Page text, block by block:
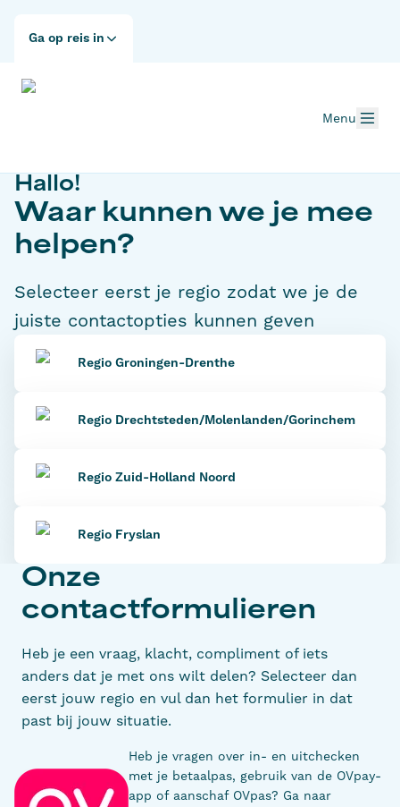
Ga op reis in
Menu
Hallo!
Waar kunnen we je mee
helpen?
Selecteer eerst je regio zodat we je de
juiste contactopties kunnen geven
Regio Groningen-Drenthe
Regio Drechtsteden/Molenlanden/Gorinchem
Regio Zuid-Holland Noord
Regio Fryslan
Onze
contactformulieren
Heb je een vraag, klacht, compliment of iets
anders dat je met ons wilt delen? Selecteer dan
eerst jouw regio en vul dan het formulier in dat
past bij jouw situatie.
Heb je vragen over in- en uitchecken
met je betaalpas, gebruik van de OVpay-
app of aanschaf OVpas? Ga naar